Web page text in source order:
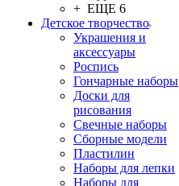
+ ЕЩЕ 6
Детское творчество
Украшения и
аксессуары
Роспись
Гончарные наборы
Доски для
рисования
Свечные наборы
Сборные модели
Пластилин
Наборы для лепки
Наборы для